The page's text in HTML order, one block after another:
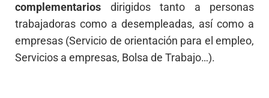
complementarios dirigidos tanto a personas
trabajadoras como a desempleadas, así como a
empresas (Servicio de orientación para el empleo,
Servicios a empresas, Bolsa de Trabajo…).